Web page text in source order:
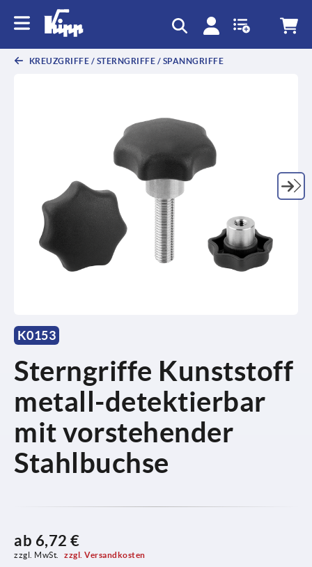
KREUZGRIFFE / STERNGRIFFE / SPANNGRIFFE
K0153
Sterngriffe Kunststoff
metall-detektierbar
mit vorstehender
Stahlbuchse
ab 6,72 €
zzgl. MwSt. zzgl. Versandkosten